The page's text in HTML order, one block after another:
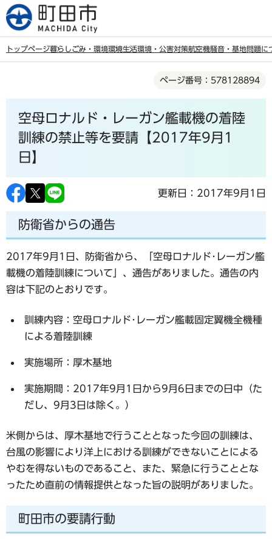
こ
の
トップページ暮らしごみ・環境環境生活環境・公害対策航空機騒音・基地問題に
ページ番号：578128894
空母ロナルド・レーガン艦載機の着陸
訓練の禁止等を要請【2017年9月1
日】
更新日：2017年9月1日
防衛省からの通告
2017年9月1日、防衛省から、「空母ロナルド･レーガン艦
載機の着陸訓練について」、通告がありました。通告の内
容は下記のとおりです。
訓練内容：空母ロナルド･レーガン艦載固定翼機全機種
による着陸訓練
実施場所：厚木基地
実施期間：2017年9月1日から9月6日までの日中（た
だし、9月3日は除く。）
米側からは、厚木基地で行うこととなった今回の訓練は、
台風の影響により洋上における訓練ができないことによる
やむを得ないものであること、また、緊急に行うこととな
ったため直前の情報提供となった旨の説明がありました。
町田市の要請行動